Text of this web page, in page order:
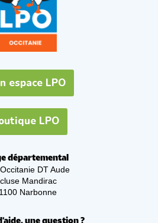
espace LPO
LPO
départemental
DT Aude
Mandirac
Narbonne
une question ?